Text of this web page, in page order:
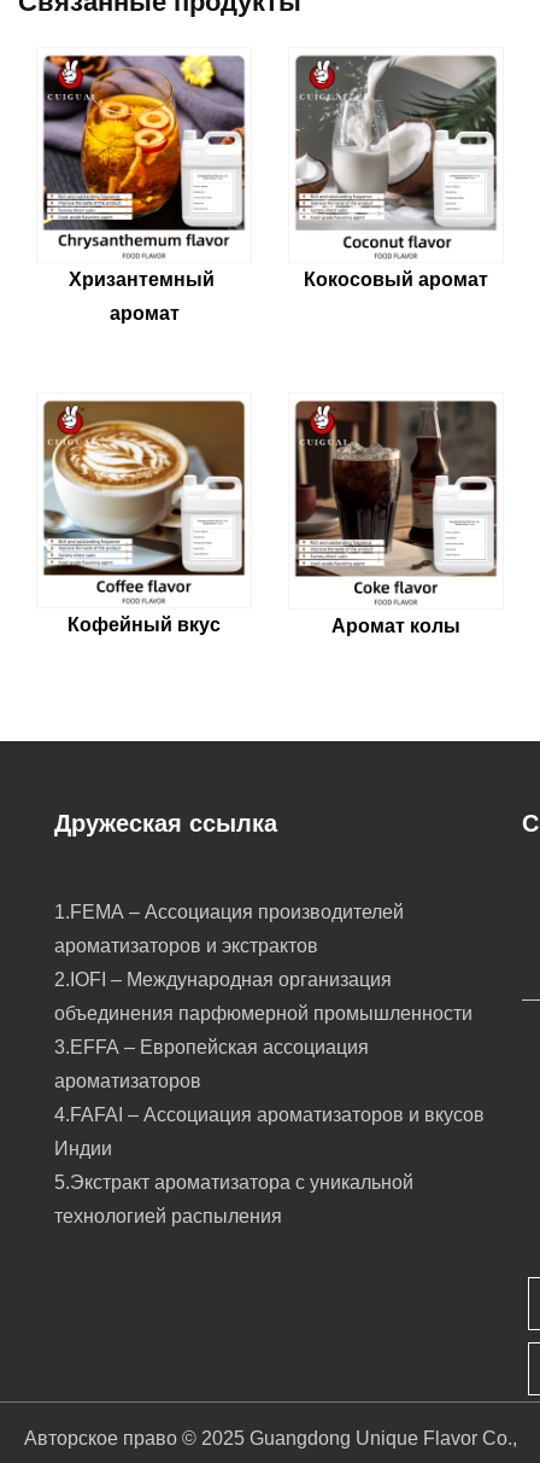
Хризантемный
аромат
Кокосовый аромат
Кофейный вкус Аромат колы
Дружеская ссылка
1.FEMA – Ассоциация производителей
ароматизаторов и экстрактов
2.IOFI – Международная организация
объединения парфюмерной промышленности
3.EFFA – Европейская ассоциация
ароматизаторов
4.FAFAI – Ассоциация ароматизаторов и вкусов
Индии
5.Экстракт ароматизатора с уникальной
технологией распыления
Авторское право © 2025 Guangdong Unique Flavor Co.,